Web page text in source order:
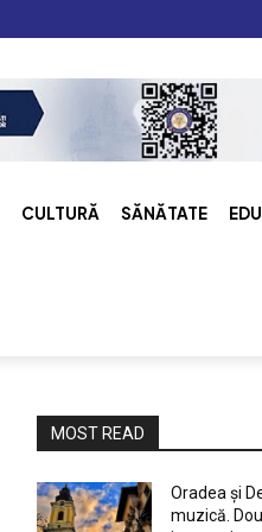
CULTURĂ SĂNĂTATE
MOST READ
Oradea și
muzică.